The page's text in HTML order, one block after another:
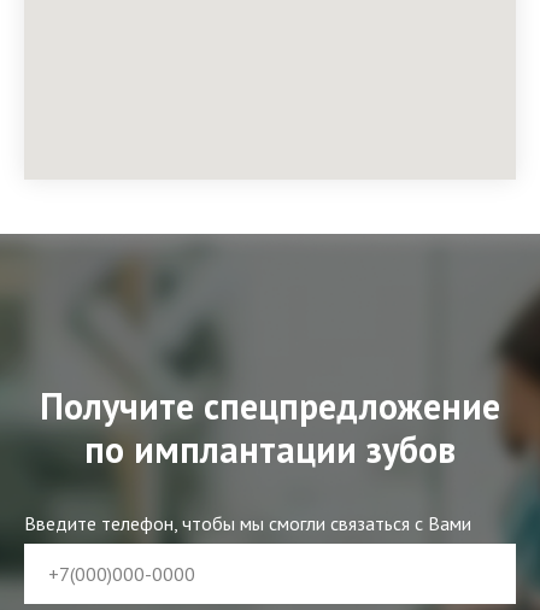
Получите спецпредложение
по имплантации зубов
Введите телефон, чтобы мы смогли связаться с Вами